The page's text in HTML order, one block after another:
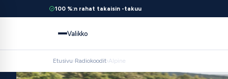
100 %:n rahat takaisin -takuu
Valikko
Etusivu›Radiokoodit›Alpine